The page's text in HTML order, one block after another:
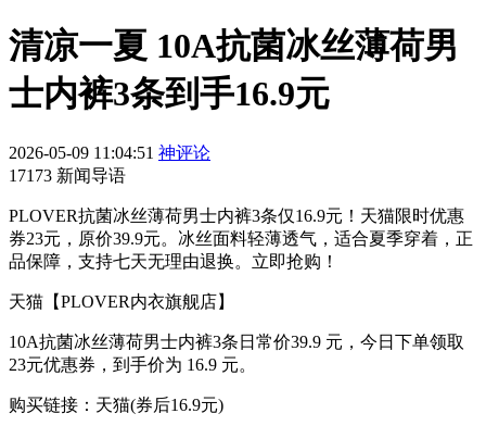
清凉一夏 10A抗菌冰丝薄荷男
士内裤3条到手16.9元
2026-05-09 11:04:51 神评论
17173 新闻导语
PLOVER抗菌冰丝薄荷男士内裤3条仅16.9元！天猫限时优惠
券23元，原价39.9元。冰丝面料轻薄透气，适合夏季穿着，正
品保障，支持七天无理由退换。立即抢购！
天猫【PLOVER内衣旗舰店】
10A抗菌冰丝薄荷男士内裤3条日常价39.9 元，今日下单领取
23元优惠券，到手价为 16.9 元。
购买链接：天猫(券后16.9元)